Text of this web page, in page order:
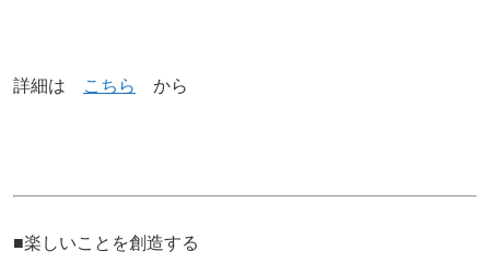
詳細は こちら から
■楽しいことを創造する